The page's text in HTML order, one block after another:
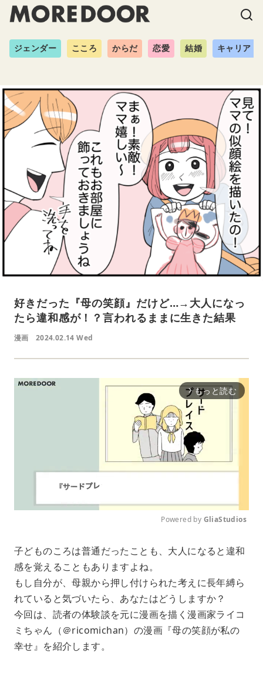
ジェンダー こころ からだ 恋愛 結婚 キャリア
好きだった『母の笑顔』だけど…→大人になっ
たら違和感が！？言われるままに生きた結果
漫画 2024.02.14 Wed
arrow_forward_ios もっと読む
u
e
Powered by GliaStudios
子どものころは普通だったことも、大人になると違和
感を覚えることもありますよね。
もし自分が、母親から押し付けられた考えに長年縛ら
れていると気づいたら、あなたはどうしますか？
今回は、読者の体験談を元に漫画を描く漫画家ライコ
ミちゃん（＠ricomichan）の漫画『母の笑顔が私の
幸せ』を紹介します。